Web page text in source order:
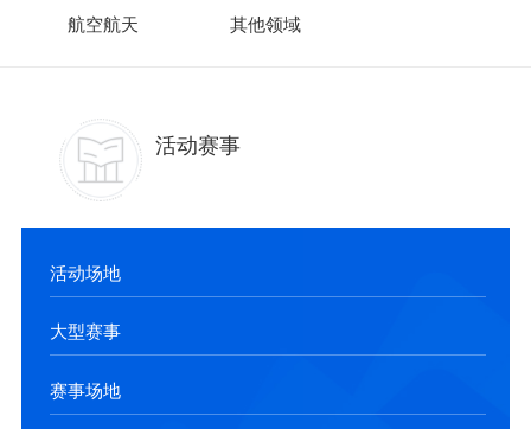
航空航天 其他领域
活动赛事
活动场地
大型赛事
赛事场地